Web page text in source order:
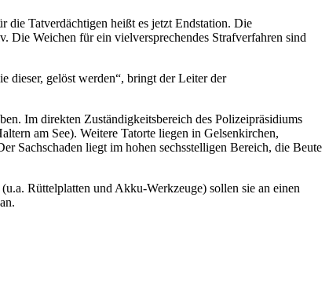
die Tatverdächtigen heißt es jetzt Endstation. Die
Die Weichen für ein vielversprechendes Strafverfahren sind
dieser, gelöst werden“, bringt der Leiter der
Im direkten Zuständigkeitsbereich des Polizeipräsidiums
am See). Weitere Tatorte liegen in Gelsenkirchen,
Sachschaden liegt im hohen sechsstelligen Bereich, die Beute
Rüttelplatten und Akku-Werkzeuge) sollen sie an einen